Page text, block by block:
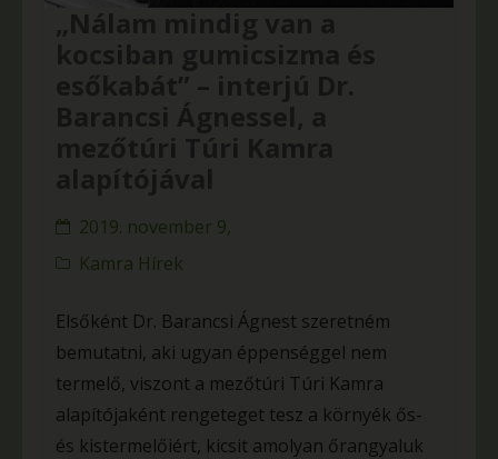
2019. november 9,
Kamra Hírek
Elsőként Dr. Barancsi Ágnest szeretném
bemutatni, aki ugyan éppenséggel nem
termelő, viszont a mezőtúri Túri Kamra
alapítójaként rengeteget tesz a környék ős-
és kistermelőiért, kicsit amolyan őrangyaluk